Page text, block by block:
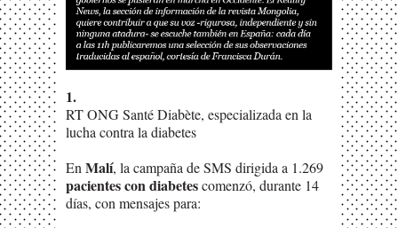
1.
RT ONG Santé Diabète, especializada en la
lucha contra la diabetes
En Malí, la campaña de SMS dirigida a 1.269
pacientes con diabetescomenzó, durante 14
días, con mensajes para: